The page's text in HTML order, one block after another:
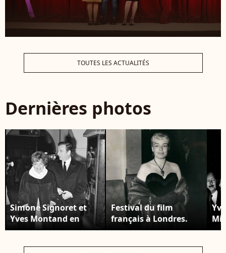
TOUTES LES ACTUALITÉS
Dernières photos
Simone Signoret et
Yves Montand en
soirée à Paris en 1968.
Festival du film
français à Londres.
Photo : la star